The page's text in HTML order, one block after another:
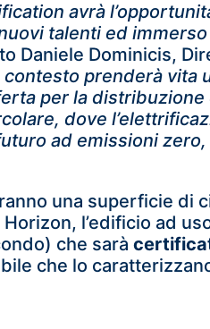
avrà
talenti ed
Daniele Dominicis,
contesto prenderà vita
per la distribuzione
dove
ad emissioni
una superficie di
l’edificio ad
che sarà
che lo